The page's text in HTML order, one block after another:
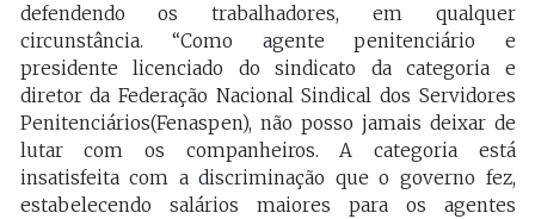
defendendo os trabalhadores, em qualquer
circunstância. “Como agente penitenciário e
presidente licenciado do sindicato da categoria e
diretor da Federação Nacional Sindical dos Servidores
Penitenciários(Fenaspen), não posso jamais deixar de
lutar com os companheiros. A categoria está
insatisfeita com a discriminação que o governo fez,
estabelecendo salários maiores para os agentes